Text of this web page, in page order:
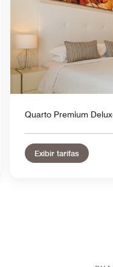
de expansão
Quarto Premium
Exibir tarifas